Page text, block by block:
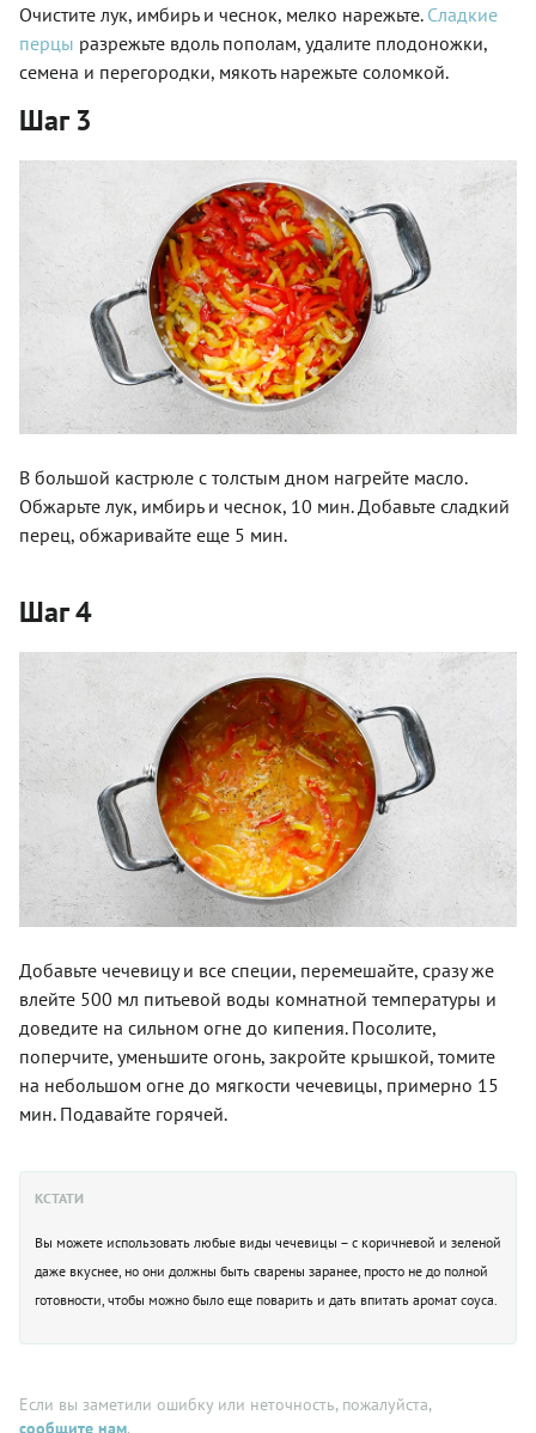
Очистите лук, имбирь и чеснок, мелко нарежьте. Сладкие
перцы разрежьте вдоль пополам, удалите плодоножки,
семена и перегородки, мякоть нарежьте соломкой.
Шаг 3
В большой кастрюле с толстым дном нагрейте масло.
Обжарьте лук, имбирь и чеснок, 10 мин. Добавьте сладкий
перец, обжаривайте еще 5 мин.
Шаг 4
Добавьте чечевицу и все специи, перемешайте, сразу же
влейте 500 мл питьевой воды комнатной температуры и
доведите на сильном огне до кипения. Посолите,
поперчите, уменьшите огонь, закройте крышкой, томите
на небольшом огне до мягкости чечевицы, примерно 15
мин. Подавайте горячей.
КСТАТИ
Вы можете использовать любые виды чечевицы – с коричневой и зеленой
даже вкуснее, но они должны быть сварены заранее, просто не до полной
готовности, чтобы можно было еще поварить и дать впитать аромат соуса.
Если вы заметили ошибку или неточность, пожалуйста,
сообщите нам.